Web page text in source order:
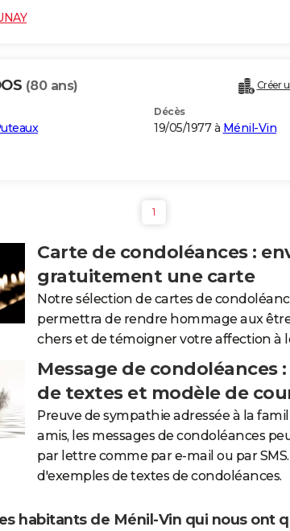
(80 ans) Créer
Décès
19/05/1977 à Ménil-Vin
1
Carte de condoléances :
gratuitement une carte
Notre sélection de cartes de
permettra de rendre hommage aux
chers et de témoigner votre affection à
Message de condoléances
de textes et modèle de
Preuve de sympathie adressée à la
amis, les messages de condoléances
par lettre comme par e-mail ou par SMS.
d'exemples de textes de condoléances.
habitants de Ménil-Vin qui nous ont